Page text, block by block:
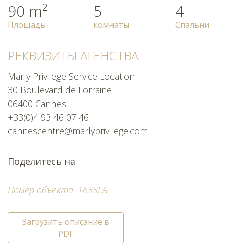
Номер объекта. 1633LA
Загрузить описание в
PDF
90 m²
Площадь
5
комнаты
4
Спальни
РЕКВИЗИТЫ АГЕНСТВА
Marly Privilege Service Location
30 Boulevard de Lorraine
06400 Cannes
+33(0)4 93 46 07 46
cannescentre@marlyprivilege.com
Поделитесь на